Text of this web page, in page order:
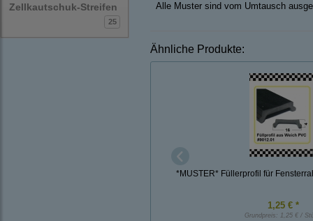
Zellkautschuk-Streifen
25
Alle Muster sind vom Umtausch
Ähnliche Produkte:
*MUSTER* Füllerprofil für
1,25 € *
Grundpreis: 1,25 € /